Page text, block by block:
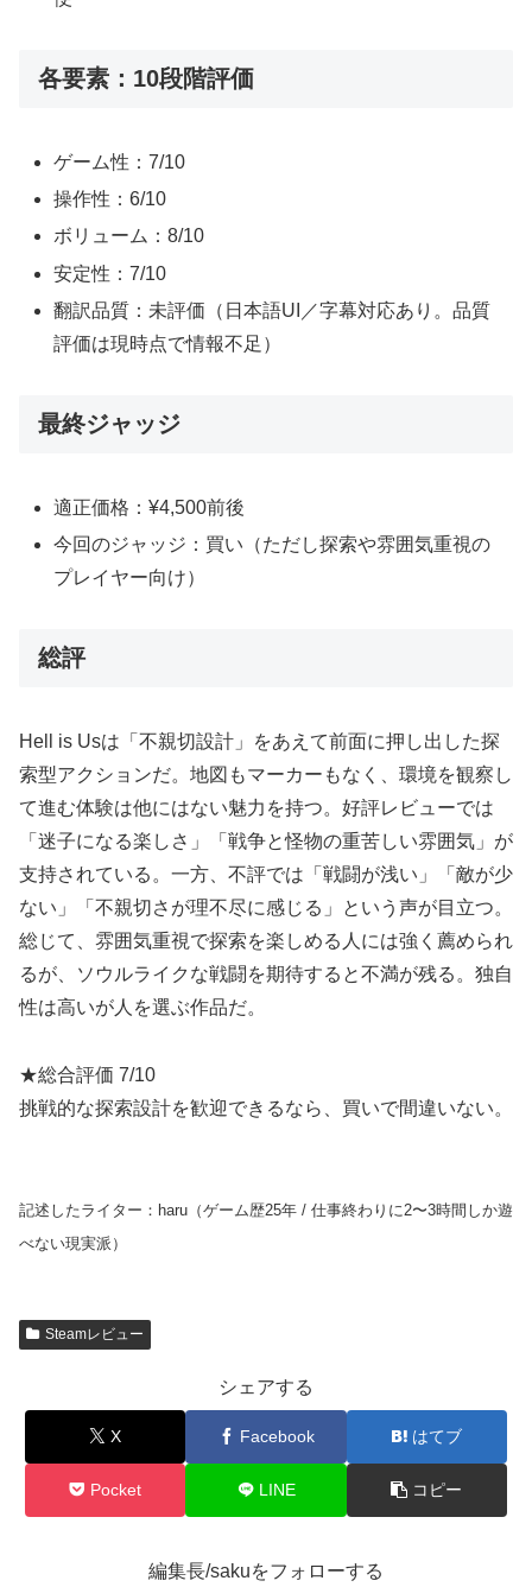
各要素：10段階評価
ゲーム性：7/10
操作性：6/10
ボリューム：8/10
安定性：7/10
翻訳品質：未評価（日本語UI／字幕対応あり。品質
評価は現時点で情報不足）
最終ジャッジ
適正価格：¥4,500前後
今回のジャッジ：買い（ただし探索や雰囲気重視の
プレイヤー向け）
総評
Hell is Usは「不親切設計」をあえて前面に押し出した探
索型アクションだ。地図もマーカーもなく、環境を観察し
て進む体験は他にはない魅力を持つ。好評レビューでは
「迷子になる楽しさ」「戦争と怪物の重苦しい雰囲気」が
支持されている。一方、不評では「戦闘が浅い」「敵が少
ない」「不親切さが理不尽に感じる」という声が目立つ。
総じて、雰囲気重視で探索を楽しめる人には強く薦められ
るが、ソウルライクな戦闘を期待すると不満が残る。独自
性は高いが人を選ぶ作品だ。
★総合評価 7/10
挑戦的な探索設計を歓迎できるなら、買いで間違いない。
記述したライター：haru（ゲーム歴25年 / 仕事終わりに2〜3時間しか遊
べない現実派）
Steamレビュー
シェアする
X Facebook はてブ
Pocket LINE コピー
編集長/sakuをフォローする